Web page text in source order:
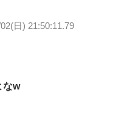
日) 21:50:11.79
なw